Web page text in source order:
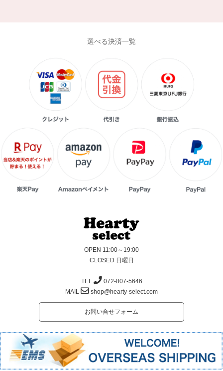
選べる決済一覧
OPEN 11:00～19:00
CLOSED 日曜日
TEL
072-807-5646
MAIL
shop@hearty-select.com
お問い合せフォーム